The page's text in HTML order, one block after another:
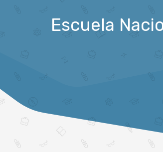
Escuela